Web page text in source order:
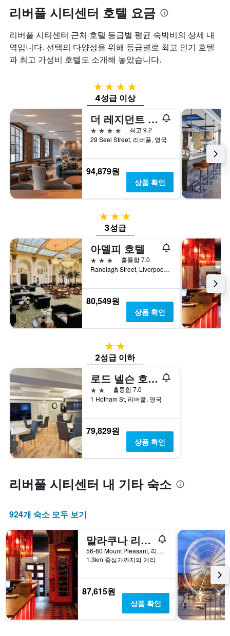
리버풀 시티센터 호텔 요금
리버풀 시티센터 근처 호텔 등급별 평균 숙박비의 상세 내
역입니다. 선택의 다양성을 위해 등급별로 최고 인기 호텔
과 최고 가성비 호텔도 소개해 놓았습니다.
4성급
4성급 이상
더 레지던트 리버풀
4성급
최고 9.2
29 Seel Street, 리버풀, 영국
94,879원
상품 확인
3성급
3성급
아델피 호텔
3성급
훌륭함 7.0
Ranelagh Street, Liverpool L3 5UL, 리버풀, 영국
80,549원
상품 확인
2성급
2성급 이하
로드 넬슨 호텔 – 라임 스트리트 역 리버풀, 컴퍼스 호스피탈리티
2성급
훌륭함 7.0
1 Hotham St, 리버풀, 영국
79,829원
상품 확인
리버풀 시티센터 내 기타 숙소
924개 숙소 모두 보기
말라쿠나 리버풀
56-60 Mount Pleasant, 리버풀, 영국
1.3km 중심가까지의 거리
87,615원
상품 확인